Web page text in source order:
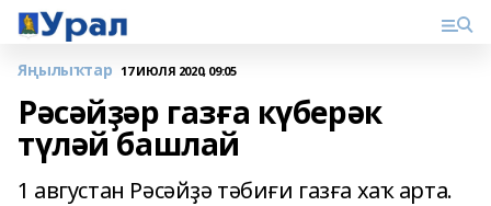
Яңылыҡтар 17 ИЮЛЯ 2020, 09:05
Рәсәйҙәр газға күберәк
түләй башлай
1 августан Рәсәйҙә тәбиғи газға хаҡ арта.